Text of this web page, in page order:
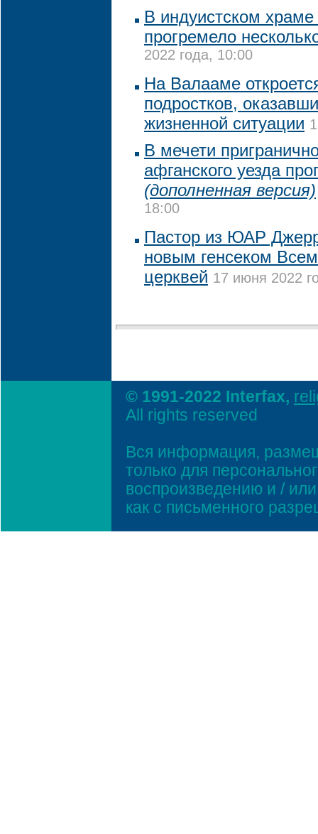
В индуистском
прогремело
2022 года, 10:00
На Валааме
подростков,
жизненной ситуации
В мечети
афганского уезда
(дополненная версия)
18:00
Пастор из ЮАР
новым генсеком
церквей 17 июня 2022
© 1991-2022 Interfax,
All rights reserved
Вся информация,
только для
воспроизведению и /
как с письменного